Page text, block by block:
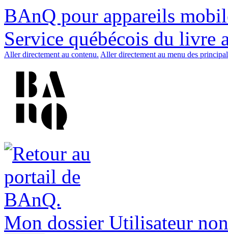
BAnQ pour appareils
Service québécois du livre
Aller directement au contenu. Aller directement au menu des
Mon dossier Utilisateur